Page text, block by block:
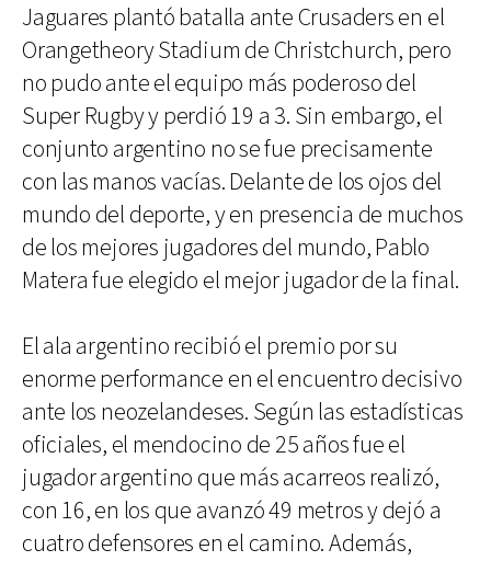
Jaguares plantó batalla ante Crusaders en el
Orangetheory Stadium de Christchurch, pero
no pudo ante el equipo más poderoso del
Super Rugby y perdió 19 a 3. Sin embargo, el
conjunto argentino no se fue precisamente
con las manos vacías. Delante de los ojos del
mundo del deporte, y en presencia de muchos
de los mejores jugadores del mundo, Pablo
Matera fue elegido el mejor jugador de la final.
El ala argentino recibió el premio por su
enorme performance en el encuentro decisivo
ante los neozelandeses. Según las estadísticas
oficiales, el mendocino de 25 años fue el
jugador argentino que más acarreos realizó,
con 16, en los que avanzó 49 metros y dejó a
cuatro defensores en el camino. Además,